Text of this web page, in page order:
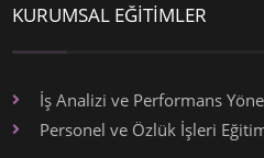
KURUMSAL EĞİTİMLER
İş Analizi ve Performans
Personel ve Özlük İşleri